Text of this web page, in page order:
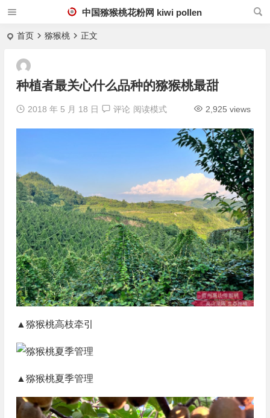
中国猕猴桃花粉网 kiwi pollen
首页 猕猴桃 正文
种植者最关心什么品种的猕猴桃最甜
2018 年 5 月 18 日 评论 2,925 views
阅读模式
▲猕猴桃高枝牵引
▲猕猴桃夏季管理